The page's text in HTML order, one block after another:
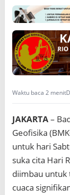
Waktu baca 2 menit
JAKARTA–
Geofisika
untuk hari
suka cita Hari
diimbau untuk
cuaca